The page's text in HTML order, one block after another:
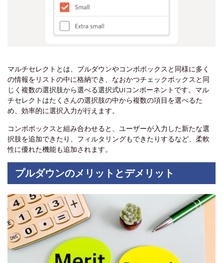
マルチセレクトとは、プルダウンやコンボボックスと同様に多く
の情報をリストの中に格納でき、なおかつチェックボックスと同
じく複数の選択肢から選べる選択式UIコンポーネントです。マル
チセレクトはたくさんの選択肢の中から複数の項目を選べるた
め、効率的に選択入力が行えます。
コンボボックスと組み合わせると、ユーザーが入力した新たな選
択肢を追加できたり、フィルタリングもできたりするなど、柔軟
性に優れた機能も追加されます。
プルダウンのメリットとデメリット